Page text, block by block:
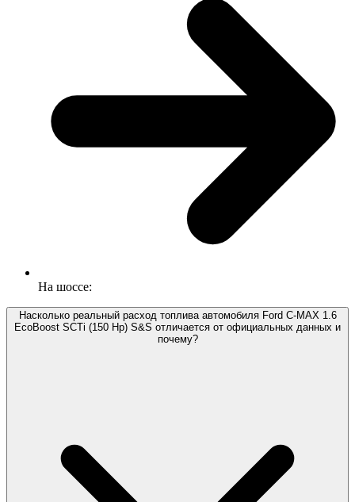
На шоссе:
Насколько реальный расход топлива автомобиля Ford C-MAX 1.6
EcoBoost SCTi (150 Hp) S&S отличается от официальных данных и
почему?